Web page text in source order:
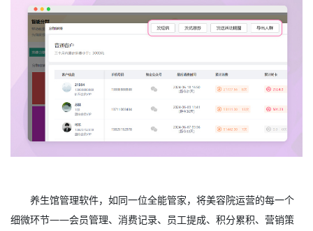
养生馆管理软件，如同一位全能管家，将美容院运营的每一个
细微环节——会员管理、消费记录、员工提成、积分累积、营销策